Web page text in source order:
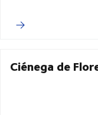
Ciénega de